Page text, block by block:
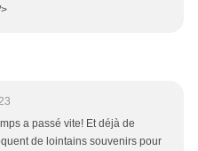
a passé vite! Et déjà de
de lointains souvenirs pour